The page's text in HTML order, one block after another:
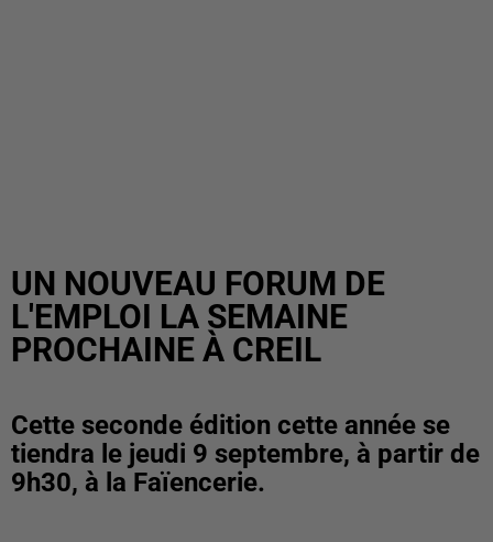
UN NOUVEAU FORUM DE
L'EMPLOI LA SEMAINE
PROCHAINE À CREIL
Cette seconde édition cette année se
tiendra le jeudi 9 septembre, à partir de
9h30, à la Faïencerie.